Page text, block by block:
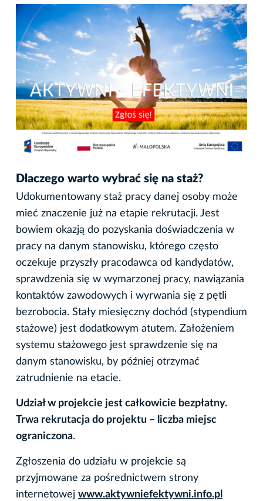
Dlaczego warto wybrać się na staż?
Udokumentowany staż pracy danej osoby może
mieć znaczenie już na etapie rekrutacji. Jest
bowiem okazją do pozyskania doświadczenia w
pracy na danym stanowisku, którego często
oczekuje przyszły pracodawca od kandydatów,
sprawdzenia się w wymarzonej pracy, nawiązania
kontaktów zawodowych i wyrwania się z pętli
bezrobocia. Stały miesięczny dochód (stypendium
stażowe) jest dodatkowym atutem. Założeniem
systemu stażowego jest sprawdzenie się na
danym stanowisku, by później otrzymać
zatrudnienie na etacie.
Udział w projekcie jest całkowicie bezpłatny.
Trwa rekrutacja do projektu – liczba miejsc
ograniczona.
Zgłoszenia do udziału w projekcie są
przyjmowane za pośrednictwem strony
internetowej www.aktywniefektywni.info.pl